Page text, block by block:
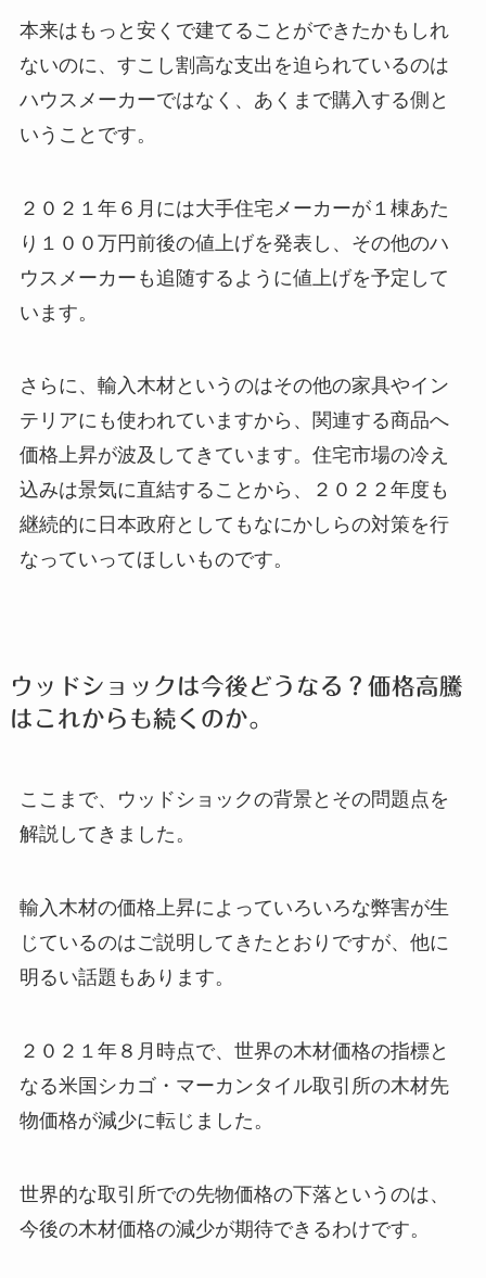
本来はもっと安くで建てることができたかもしれ
ないのに、すこし割高な支出を迫られているのは
ハウスメーカーではなく、あくまで購入する側と
いうことです。
２０２１年６月には大手住宅メーカーが１棟あた
り１００万円前後の値上げを発表し、その他のハ
ウスメーカーも追随するように値上げを予定して
います。
さらに、輸入木材というのはその他の家具やイン
テリアにも使われていますから、関連する商品へ
価格上昇が波及してきています。住宅市場の冷え
込みは景気に直結することから、２０２２年度も
継続的に日本政府としてもなにかしらの対策を行
なっていってほしいものです。
ウッドショックは今後どうなる？価格高騰
はこれからも続くのか。
ここまで、ウッドショックの背景とその問題点を
解説してきました。
輸入木材の価格上昇によっていろいろな弊害が生
じているのはご説明してきたとおりですが、他に
明るい話題もあります。
２０２１年８月時点で、世界の木材価格の指標と
なる米国シカゴ・マーカンタイル取引所の木材先
物価格が減少に転じました。
世界的な取引所での先物価格の下落というのは、
今後の木材価格の減少が期待できるわけです。